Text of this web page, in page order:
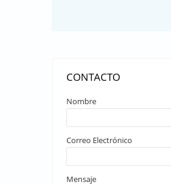
CONTACTO
Nombre
Correo Electrónico
Mensaje